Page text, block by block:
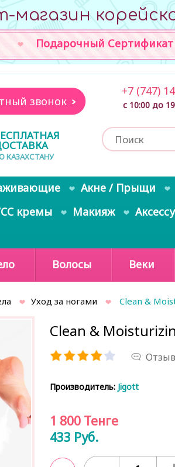
Подарочный Сертификат
звонок
КАЗАХСТАНУ
+7 (747)
с 10:00 до
Акне / Прыщи
кремы Макияж
Волосы Веки
Уход за ногами Clean &
Clean &
Производитель: Jigott
1 800 Тенге
433 Руб.